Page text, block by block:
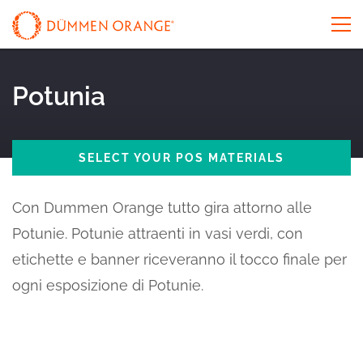
Potunia
SELECT YOUR POS MATERIALS
Con Dummen Orange tutto gira attorno alle
Potunie. Potunie attraenti in vasi verdi, con
etichette e banner riceveranno il tocco finale per
ogni esposizione di Potunie.